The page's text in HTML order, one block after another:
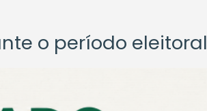
o período eleitoral